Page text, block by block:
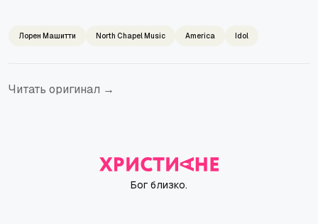
Лорен Машитти North Chapel Music America Idol
Читать оригинал →
Бог близко.